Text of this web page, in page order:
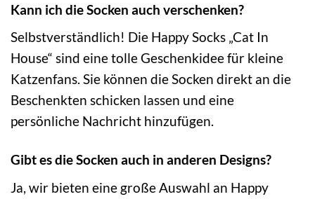
Kann ich die Socken auch verschenken?
Selbstverständlich! Die Happy Socks „Cat In
House“ sind eine tolle Geschenkidee für kleine
Katzenfans. Sie können die Socken direkt an die
Beschenkten schicken lassen und eine
persönliche Nachricht hinzufügen.
Gibt es die Socken auch in anderen Designs?
Ja, wir bieten eine große Auswahl an Happy